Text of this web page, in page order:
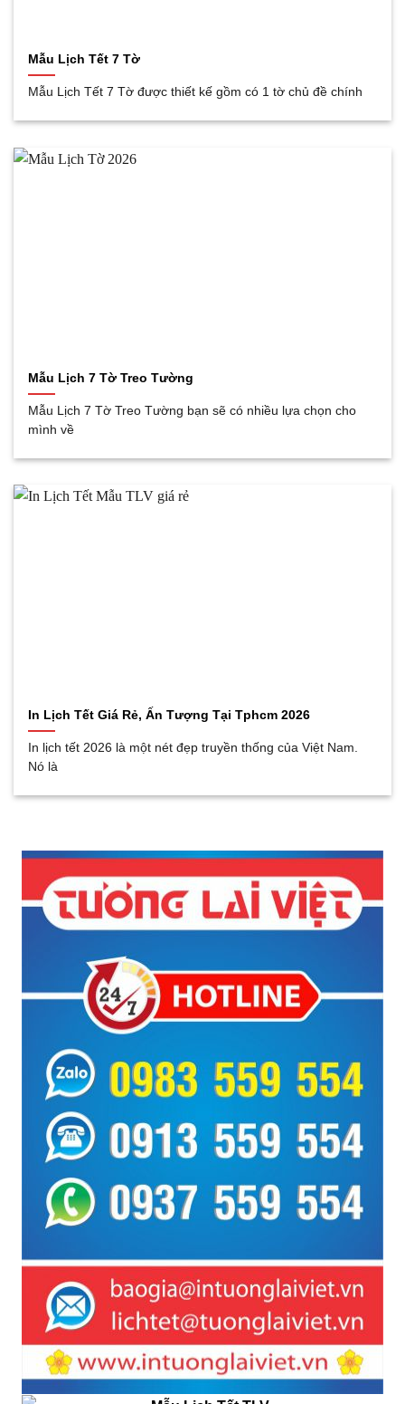
Mẫu Lịch Tết 7 Tờ
Mẫu Lịch Tết 7 Tờ được thiết kế gồm có 1 tờ chủ đề chính
Mẫu Lịch 7 Tờ Treo Tường
Mẫu Lịch 7 Tờ Treo Tường bạn sẽ có nhiều lựa chọn cho
mình về
In Lịch Tết Giá Rẻ, Ấn Tượng Tại Tphcm 2026
In lịch tết 2026 là một nét đẹp truyền thống của Việt Nam.
Nó là